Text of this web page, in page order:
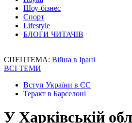
Шоу-бізнес
Спорт
Lifestyle
БЛОГИ ЧИТАЧІВ
СПЕЦТЕМА: Війна в Ірані
ВСІ ТЕМИ
Вступ України в ЄС
Теракт в Барселоні
У Харківській